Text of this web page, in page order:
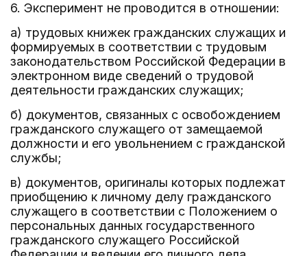
6. Эксперимент не проводится в отношении:
а) трудовых книжек гражданских служащих и
формируемых в соответствии с трудовым
законодательством Российской Федерации в
электронном виде сведений о трудовой
деятельности гражданских служащих;
б) документов, связанных с освобождением
гражданского служащего от замещаемой
должности и его увольнением с гражданской
службы;
в) документов, оригиналы которых подлежат
приобщению к личному делу гражданского
служащего в соответствии с Положением о
персональных данных государственного
гражданского служащего Российской